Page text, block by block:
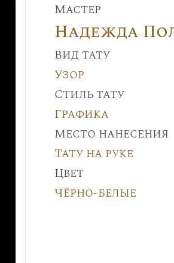
Мастер
Надежда
Вид тату
Узор
Стиль тату
Графика
Место нанесения
Тату на руке
Цвет
Чёрно-белые